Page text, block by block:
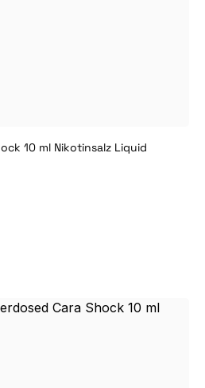
10 ml Nikotinsalz Liquid